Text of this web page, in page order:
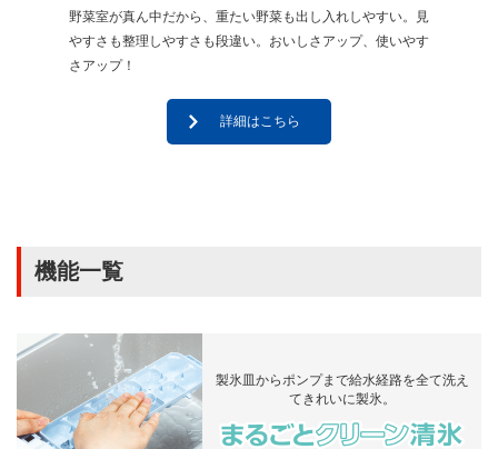
野菜室が真ん中だから、重たい野菜も出し入れしやすい。見
やすさも整理しやすさも段違い。おいしさアップ、使いやす
さアップ！
詳細はこちら
機能一覧
製氷皿からポンプまで給水経路を全て洗え
てきれいに製氷。